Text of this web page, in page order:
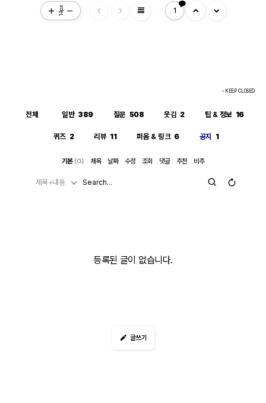
14px view_headline 1
- KEEP CLOSED
전체 일반 389 질문 508 웃김 2 팁 & 정보 16
퀴즈 2 리뷰 11 퍼옴 & 링크 6 공지 1
기본 (0) 제목 날짜 수정 조회 댓글 추천 비추
제목+내용
등록된 글이 없습니다.
글쓰기